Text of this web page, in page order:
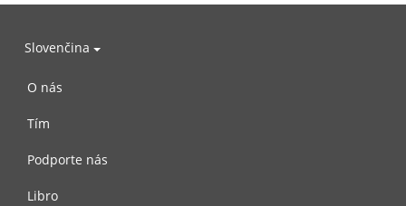
Slovenčina
O nás
Tím
Podporte nás
Libro